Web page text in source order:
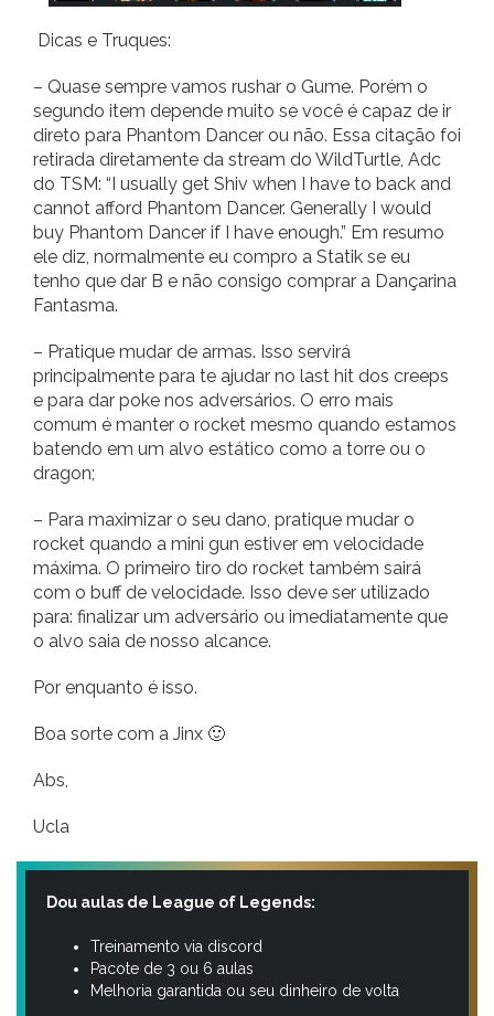
Dicas e Truques:
– Quase sempre vamos rushar o Gume. Porém o
segundo item depende muito se você é capaz de ir
direto para Phantom Dancer ou não. Essa citação foi
retirada diretamente da stream do WildTurtle, Adc
do TSM: “I usually get Shiv when I have to back and
cannot afford Phantom Dancer. Generally I would
buy Phantom Dancer if I have enough.” Em resumo
ele diz, normalmente eu compro a Statik se eu
tenho que dar B e não consigo comprar a Dançarina
Fantasma.
– Pratique mudar de armas. Isso servirá
principalmente para te ajudar no last hit dos creeps
e para dar poke nos adversários. O erro mais
comum é manter o rocket mesmo quando estamos
batendo em um alvo estático como a torre ou o
dragon;
– Para maximizar o seu dano, pratique mudar o
rocket quando a mini gun estiver em velocidade
máxima. O primeiro tiro do rocket também sairá
com o buff de velocidade. Isso deve ser utilizado
para: finalizar um adversário ou imediatamente que
o alvo saia de nosso alcance.
Por enquanto é isso.
Boa sorte com a Jinx 🙂
Abs,
Ucla
Dou aulas de League of Legends:
Treinamento via discord
Pacote de 3 ou 6 aulas
Melhoria garantida ou seu dinheiro de volta